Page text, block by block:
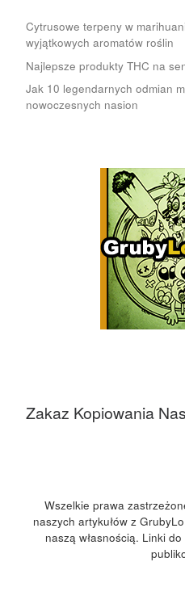
Cytrusowe terpeny w
wyjątkowych aromatów roślin
Najlepsze produkty THC na
Jak 10 legendarnych odmian
nowoczesnych nasion
Zakaz Kopiowania
Wszelkie prawa
naszych artykułów z
naszą własnością. Linki